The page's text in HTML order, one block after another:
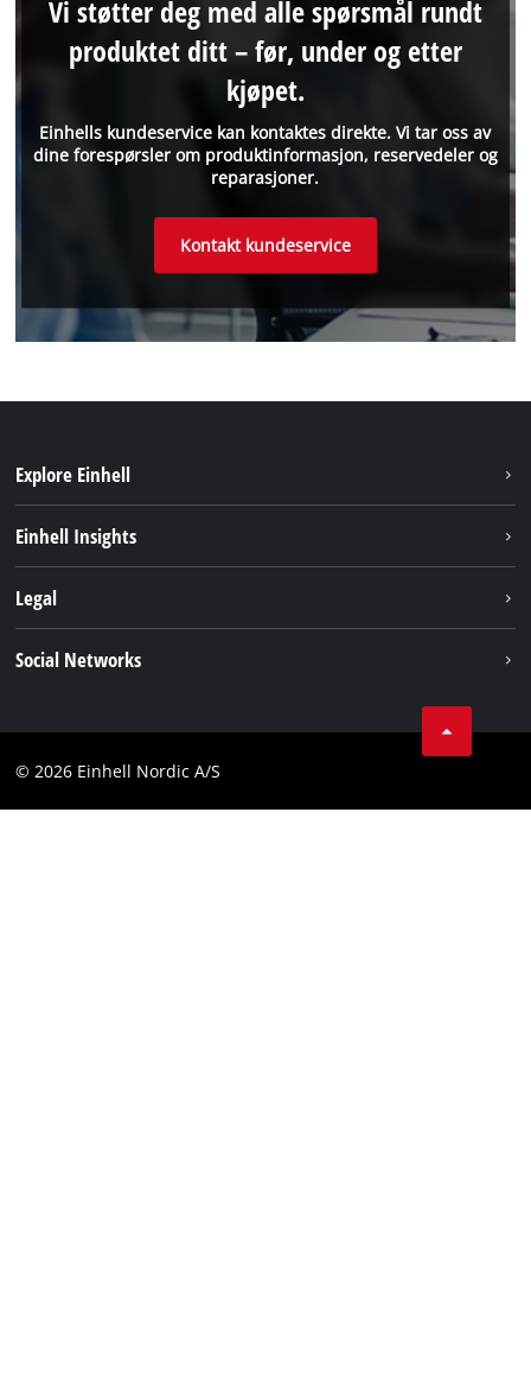
Einhells kundeservice kan kontaktes direkte. Vi tar oss av
dine forespørsler om produktinformasjon, reservedeler og
reparasjoner.
Vi støtter deg med alle spørsmål rundt
produktet ditt – før, under og etter
kjøpet.
Kontakt kundeservice
Explore Einhell
Service
Einhell Insights
Legal
Compliance
Social Networks
© 2026 Einhell Nordic A/S